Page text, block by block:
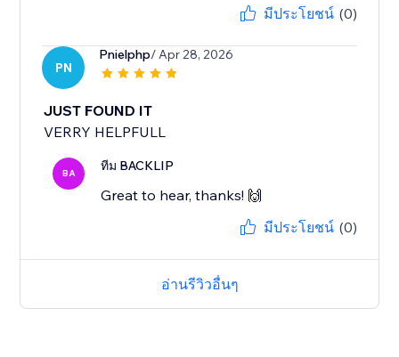
มีประโยชน์ (0)
PN
Pnielphp/ Apr 28, 2026
JUST FOUND IT
VERRY HELPFULL
BA ทีม BACKLIP
Great to hear, thanks! 🙌
มีประโยชน์ (0)
อ่านรีวิวอื่นๆ